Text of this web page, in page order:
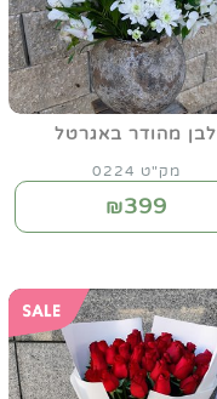
לבן מהודר באגרטל
מק"ט 0224
₪399